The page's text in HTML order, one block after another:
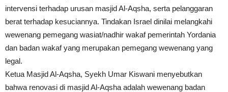
intervensi terhadap urusan masjid Al-Aqsha, serta pelanggaran
berat terhadap kesuciannya. Tindakan Israel dinilai melangkahi
wewenang pemegang wasiat/nadhir wakaf pemerintah Yordania
dan badan wakaf yang merupakan pemegang wewenang yang
legal.
Ketua Masjid Al-Aqsha, Syekh Umar Kiswani menyebutkan
bahwa renovasi di masjid Al-Aqsha adalah wewenang badan